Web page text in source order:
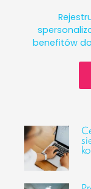
benefitów